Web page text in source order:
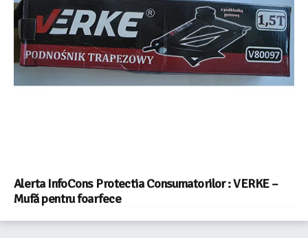
Alerta InfoCons Protectia Consumatorilor : VERKE –
Mufă pentru foarfece